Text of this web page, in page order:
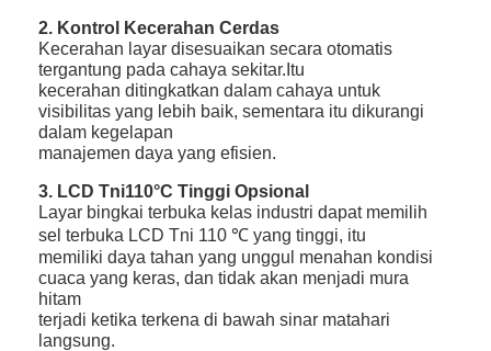
2. Kontrol Kecerahan Cerdas
Kecerahan layar disesuaikan secara otomatis
tergantung pada cahaya sekitar.Itu
kecerahan ditingkatkan dalam cahaya untuk
visibilitas yang lebih baik, sementara itu dikurangi
dalam kegelapan
manajemen daya yang efisien.
3. LCD Tni110°C Tinggi Opsional
Layar bingkai terbuka kelas industri dapat memilih
sel terbuka LCD Tni 110 ℃ yang tinggi, itu
memiliki daya tahan yang unggul menahan kondisi
cuaca yang keras, dan tidak akan menjadi mura
hitam
terjadi ketika terkena di bawah sinar matahari
langsung.